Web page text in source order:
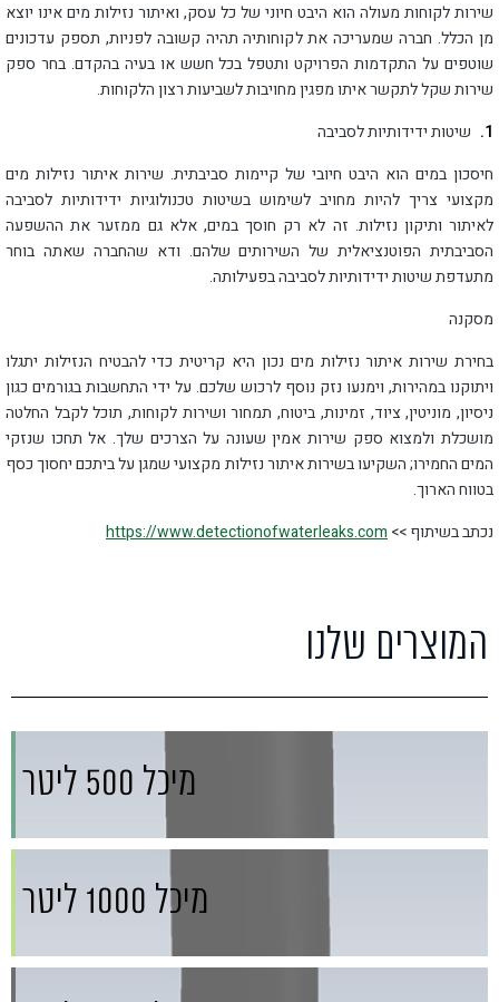
שירות לקוחות מעולה הוא היבט חיוני של כל עסק, ואיתור נזילות מים אינו יוצא
מן הכלל. חברה שמעריכה את לקוחותיה תהיה קשובה לפניות, תספק עדכונים
שוטפים על התקדמות הפרויקט ותטפל בכל חשש או בעיה בהקדם. בחר ספק
שירות שקל לתקשר איתו מפגין מחויבות לשביעות רצון הלקוחות.
שיטות ידידותיות לסביבה
חיסכון במים הוא היבט חיובי של קיימות סביבתית. שירות איתור נזילות מים
מקצועי צריך להיות מחויב לשימוש בשיטות טכנולוגיות ידידותיות לסביבה
לאיתור ותיקון נזילות. זה לא רק חוסך במים, אלא גם ממזער את ההשפעה
הסביבתית הפוטנציאלית של השירותים שלהם. ודא שהחברה שאתה בוחר
מתעדפת שיטות ידידותיות לסביבה בפעילותה.
מסקנה
בחירת שירות איתור נזילות מים נכון היא קריטית כדי להבטיח הנזילות יתגלו
ויתוקנו במהירות, וימנעו נזק נוסף לרכוש שלכם. על ידי התחשבות בגורמים כגון
ניסיון, מוניטין, ציוד, זמינות, ביטוח, תמחור ושירות לקוחות, תוכל לקבל החלטה
מושכלת ולמצוא ספק שירות אמין שעונה על הצרכים שלך. אל תחכו שנזקי
המים החמירו; השקיעו בשירות איתור נזילות מקצועי שמגן על ביתכם יחסוך כסף
בטווח הארוך.
נכתב בשיתוף >> https://www.detectionofwaterleaks.com
המוצרים שלנו
מיכל 500 ליטר
מיכל 1000 ליטר